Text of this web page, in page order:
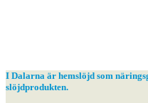
I Dalarna är hemslöjd som
slöjdprodukten.